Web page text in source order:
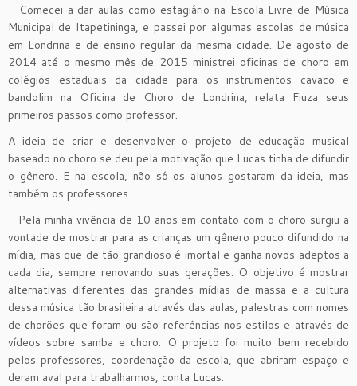
– Comecei a dar aulas como estagiário na Escola Livre de Música
Municipal de Itapetininga, e passei por algumas escolas de música
em Londrina e de ensino regular da mesma cidade. De agosto de
2014 até o mesmo mês de 2015 ministrei oficinas de choro em
colégios estaduais da cidade para os instrumentos cavaco e
bandolim na Oficina de Choro de Londrina, relata Fiuza seus
primeiros passos como professor.
A ideia de criar e desenvolver o projeto de educação musical
baseado no choro se deu pela motivação que Lucas tinha de difundir
o gênero. E na escola, não só os alunos gostaram da ideia, mas
também os professores.
– Pela minha vivência de 10 anos em contato com o choro surgiu a
vontade de mostrar para as crianças um gênero pouco difundido na
mídia, mas que de tão grandioso é imortal e ganha novos adeptos a
cada dia, sempre renovando suas gerações. O objetivo é mostrar
alternativas diferentes das grandes mídias de massa e a cultura
dessa música tão brasileira através das aulas, palestras com nomes
de chorões que foram ou são referências nos estilos e através de
vídeos sobre samba e choro. O projeto foi muito bem recebido
pelos professores, coordenação da escola, que abriram espaço e
deram aval para trabalharmos, conta Lucas.